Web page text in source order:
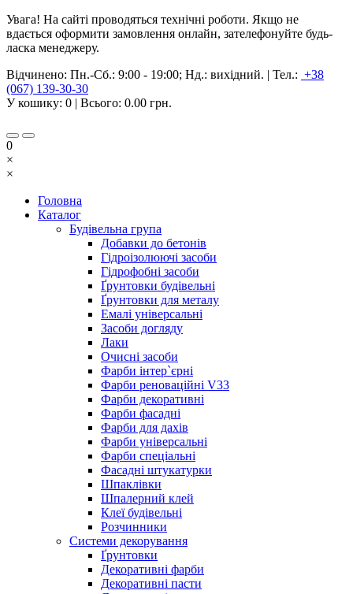
Увага! На сайті проводяться технічні роботи. Якщо не
вдається оформити замовлення онлайн, зателефонуйте будь-
ласка менеджеру.
Відчинено: Пн.-Сб.: 9:00 - 19:00; Нд.: вихідний. | Тел.: +38
(067) 139-30-30
У кошику: 0 | Всього: 0.00 грн.
0
×
×
Головна
Каталог
Будівельна група
Добавки до бетонів
Гідроізолюючі засоби
Гідрофобні засоби
Ґрунтовки будівельні
Ґрунтовки для металу
Емалі універсальні
Засоби догляду
Лаки
Очисні засоби
Фарби інтер`єрні
Фарби реноваційні V33
Фарби декоративні
Фарби фасадні
Фарби для дахів
Фарби універсальні
Фарби спеціальні
Фасадні штукатурки
Шпаклівки
Шпалерний клей
Клеї будівельні
Розчинники
Системи декорування
Ґрунтовки
Декоративні фарби
Декоративні пасти